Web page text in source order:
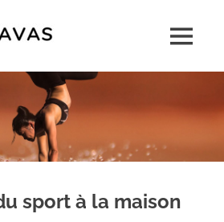
Boulevard
MENU
sport à la maison